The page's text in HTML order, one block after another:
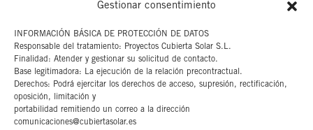
Gestionar consentimiento
INFORMACIÓN BÁSICA DE PROTECCIÓN DE DATOS
Responsable del tratamiento: Proyectos Cubierta Solar S.L.
Finalidad: Atender y gestionar su solicitud de contacto.
Base legitimadora: La ejecución de la relación precontractual.
Derechos: Podrá ejercitar los derechos de acceso, supresión, rectificación,
oposición, limitación y
portabilidad remitiendo un correo a la dirección
comunicaciones@cubiertasolar.es
Sede corporativa
C/ Pascual y Genis, 20
4ª planta
46002 Valencia
Aviso legal